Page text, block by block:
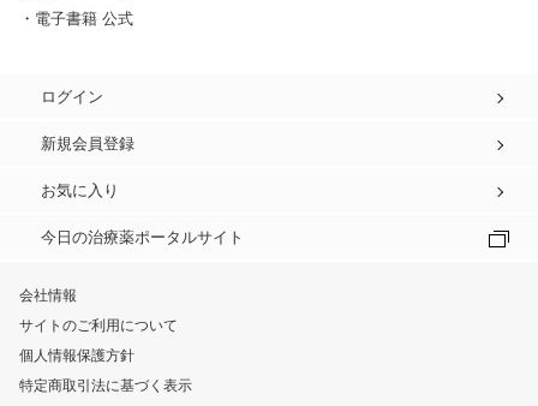
・電子書籍 公式
ログイン
新規会員登録
お気に入り
今日の治療薬ポータルサイト
会社情報
サイトのご利用について
個人情報保護方針
特定商取引法に基づく表示